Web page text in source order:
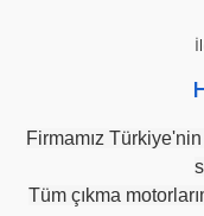
Firmamız
Tüm çıkma